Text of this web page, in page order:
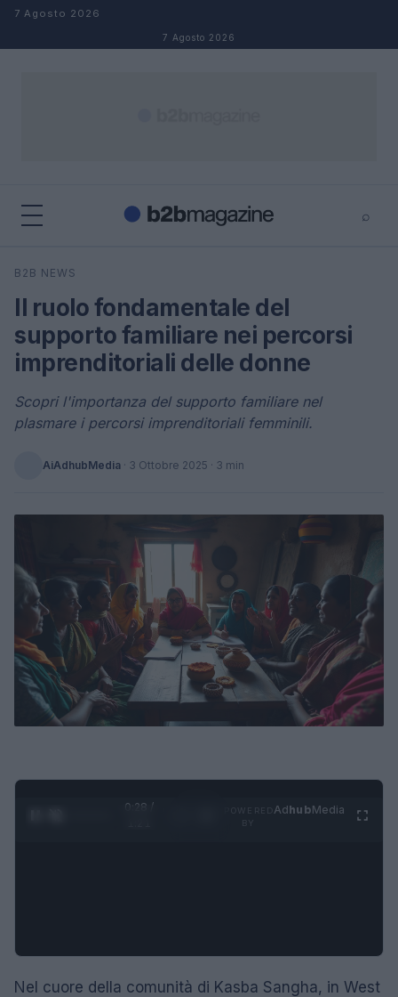
Salta al contenuto
7 Agosto 2026
7 Agosto 2026
⌕
Cerca
B2B NEWS
Il ruolo fondamentale del
supporto familiare nei percorsi
imprenditoriali delle donne
Scopri l'importanza del supporto familiare nel
plasmare i percorsi imprenditoriali femminili.
AiAdhubMedia · 3 Ottobre 2025 · 3 min
0:28 /
AdhubMedia
Nel cuore della comunità di Kasba Sangha, in West